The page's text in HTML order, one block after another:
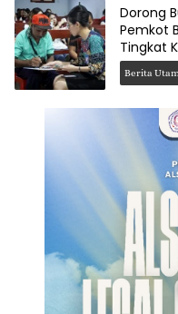
Dorong
Pemkot
Tingkat
Berita